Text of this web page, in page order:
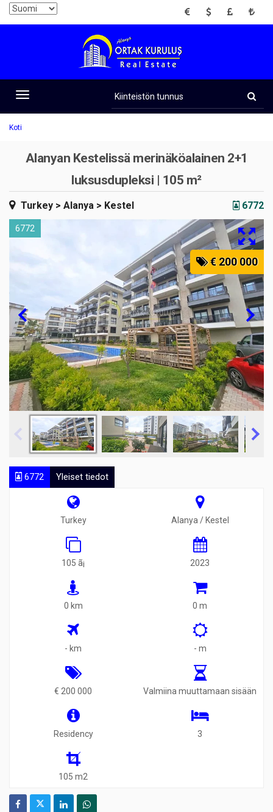
EUR USD GBP TRY
Toggle
navigation
tunnus
Koti
Alanyan Kestelissä merinäköalainen 2+1
luksusdupleksi | 105 m²
Turkey > Alanya > Kestel 6772
6772
€ 200 000
6772 Yleiset tiedot
Turkey Alanya / Kestel
105 ã¡ 2023
0 km 0 m
- km - m
€ 200 000 Valmiina muuttamaan sisään
Residency 3
105 m2